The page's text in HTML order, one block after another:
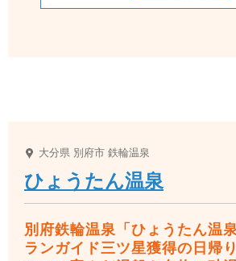
大分県 別府市 鉄輪温泉
ひょうたん温泉
別府鉄輪温泉「ひょうたん温
ランガイド三ツ星獲得の日帰